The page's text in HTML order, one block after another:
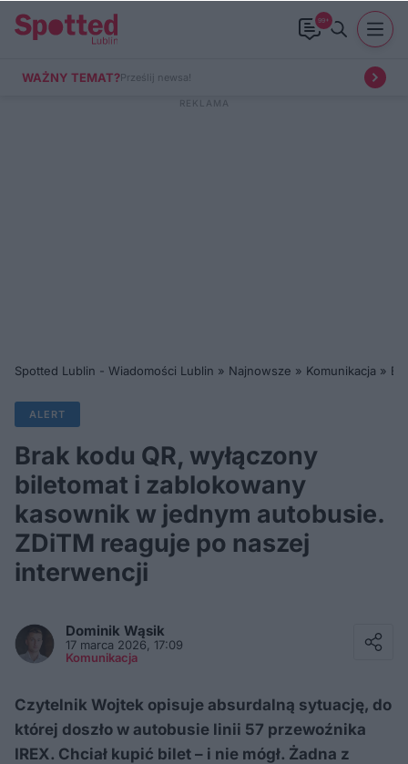
99+
WAŻNY TEMAT?Prześlij newsa!
Spotted Lublin - Wiadomości Lublin » Najnowsze » Komunikacja »
ALERT
Brak kodu QR, wyłączony
biletomat i zablokowany
kasownik w jednym autobusie.
ZDiTM reaguje po naszej
interwencji
Dominik Wąsik
17 marca 2026, 17:09
Komunikacja
Czytelnik Wojtek opisuje absurdalną sytuację, do
której doszło w autobusie linii 57 przewoźnika
IREX. Chciał kupić bilet – i nie mógł. Żadna z